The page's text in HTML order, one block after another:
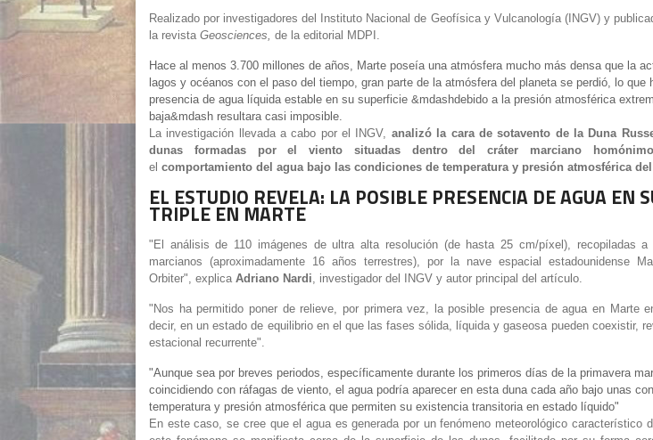
Realizado por investigadores del Instituto Nacional de Geofísica y Vulcanología (INGV) y
la revista Geosciences, de la editorial MDPI.
Hace al menos 3.700 millones de años, Marte poseía una atmósfera mucho más densa que la
lagos y océanos con el paso del tiempo, gran parte de la atmósfera del planeta se perdió, lo que
presencia de agua líquida estable en su superficie &mdashdebido a la presión atmosférica
baja&mdash resultara casi imposible.
La investigación llevada a cabo por el INGV, analizó la cara de sotavento de la Duna
dunas formadas por el viento situadas dentro del cráter marciano homónimo
el comportamiento del agua bajo las condiciones de temperatura y presión atmosférica
EL ESTUDIO REVELA: LA POSIBLE PRESENCIA DE AGUA EN
TRIPLE EN MARTE
"El análisis de 110 imágenes de ultra alta resolución (de hasta 25 cm/píxel), recopiladas
marcianos (aproximadamente 16 años terrestres), por la nave espacial estadounidense
Orbiter", explica Adriano Nardi, investigador del INGV y autor principal del artículo.
"Nos ha permitido poner de relieve, por primera vez, la posible presencia de agua en Marte
decir, en un estado de equilibrio en el que las fases sólida, líquida y gaseosa pueden coexistir,
estacional recurrente".
"Aunque sea por breves periodos, específicamente durante los primeros días de la primavera
coincidiendo con ráfagas de viento, el agua podría aparecer en esta duna cada año bajo unas
temperatura y presión atmosférica que permiten su existencia transitoria en estado líquido"
En este caso, se cree que el agua es generada por un fenómeno meteorológico característico